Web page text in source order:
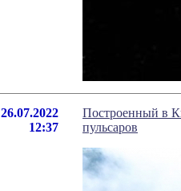
26.07.2022
12:37
Построенный в
пульсаров